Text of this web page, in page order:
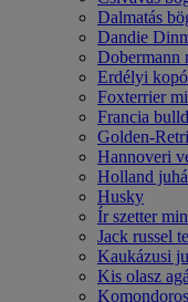
Dalmatás
Dandie
Dobermann
Erdélyi
Foxterrier
Francia
Golden-
Hannoveri
Holland
Husky
Ír szetter
Jack russel
Kaukázusi
Kis olasz